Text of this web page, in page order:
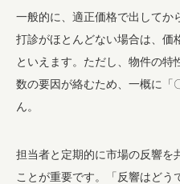
一般的に、適正価格で出してか
打診がほとんどない場合は、価
といえます。ただし、物件の特
数の要因が絡むため、一概に「
ん。
担当者と定期的に市場の反響を
ことが重要です。「反響はど